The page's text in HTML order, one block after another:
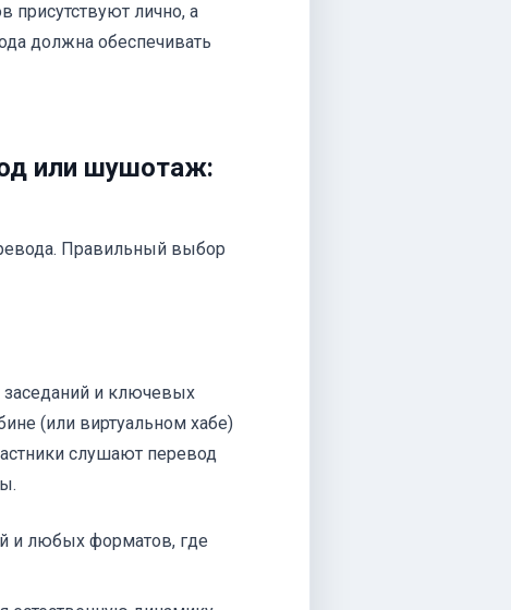
присутствуют лично, а
должна обеспечивать
или шушотаж:
Правильный выбор
и ключевых
(или виртуальном хабе)
слушают перевод
и любых форматов, где